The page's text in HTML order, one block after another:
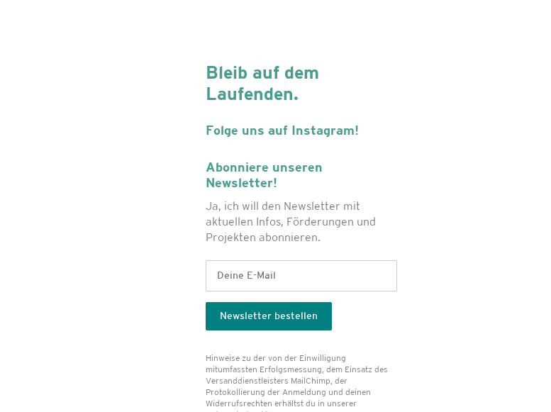
Bleib auf dem
Laufenden.
Folge uns auf Instagram!
Abonniere unseren
Newsletter!
Ja, ich will den Newsletter mit
aktuellen Infos, Förderungen und
Projekten abonnieren.
Hinweise zu der von der Einwilligung
mitumfassten Erfolgs­messung, dem Einsatz des
Versanddienst­leisters MailChimp, der
Protokollierung der Anmeldung und deinen
Widerrufsrechten erhältst du in unserer